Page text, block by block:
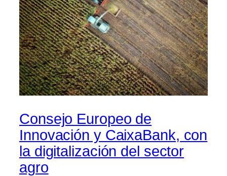
Consejo Europeo de
Innovación y CaixaBank, con
la digitalización del sector
agro